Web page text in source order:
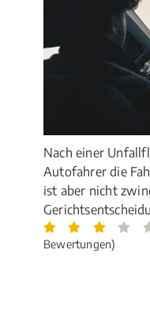
Nach einer
Autofahrer die
ist aber nicht
Bewertungen)